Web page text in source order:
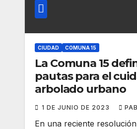
CIUDAD COMUNA 15
La Comuna 15
pautas para el
arbolado urbano
1 DE JUNIO DE 2023
En una reciente